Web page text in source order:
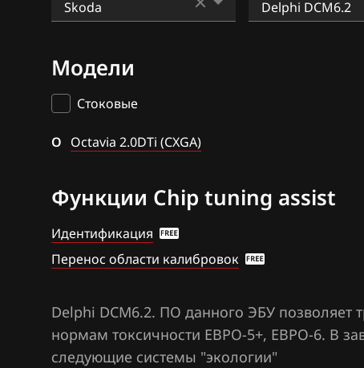
Alfa Romeo
ATLAS
Audi
BAW
Bentley
BMW
BYD
Cadillac
Bosch
Bosch MED17.1.27
Bosch
Bosch MED9.1.x
Модели
Стоковые
O Octavia 2.0DTi (CXGA)
Функции Chip tuning assist
Идентификация
Перенос области калибровок
Delphi DCM6.2. ПО данного ЭБУ позволяет
нормам токсичности ЕВРО-5+, ЕВРО-6. В
следующие системы "экологии"